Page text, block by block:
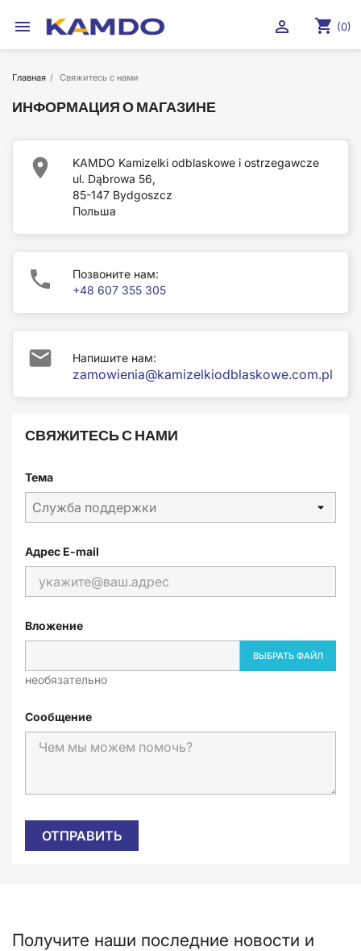
 shopping_cart (0)

Главная Свяжитесь с нами
ИНФОРМАЦИЯ О МАГАЗИНЕ

KAMDO Kamizelki odblaskowe i ostrzegawcze
ul. Dąbrowa 56,
85-147 Bydgoszcz
Польша

Позвоните нам:
+48 607 355 305
 Напишите нам:
zamowienia@kamizelkiodblaskowe.com.pl
СВЯЖИТЕСЬ С НАМИ
Тема
Адрес E-mail
Вложение
ВЫБРАТЬ ФАЙЛ
необязательно
Сообщение
Получите наши последние новости и